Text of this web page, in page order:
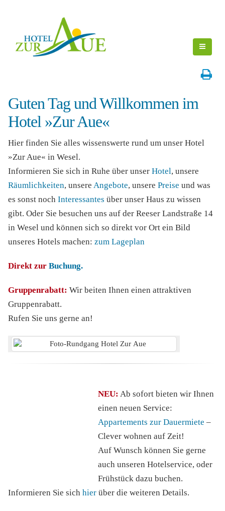
Guten Tag und Willkommen im
Hotel »Zur Aue«
Hier finden Sie alles wissenswerte rund um unser Hotel
»Zur Aue« in Wesel.
Informieren Sie sich in Ruhe über unser Hotel, unsere
Räumlichkeiten, unsere Angebote, unsere Preise und was
es sonst noch Interessantes über unser Haus zu wissen
gibt. Oder Sie besuchen uns auf der Reeser Landstraße 14
in Wesel und können sich so direkt vor Ort ein Bild
unseres Hotels machen: zum Lageplan
Direkt zur Buchung.
Gruppenrabatt: Wir beiten Ihnen einen attraktiven
Gruppenrabatt.
Rufen Sie uns gerne an!
NEU: Ab sofort bieten wir Ihnen
einen neuen Service:
Appartements zur Dauermiete –
Clever wohnen auf Zeit!
Auf Wunsch können Sie gerne
auch unseren Hotelservice, oder
Frühstück dazu buchen.
Informieren Sie sich hier über die weiteren Details.